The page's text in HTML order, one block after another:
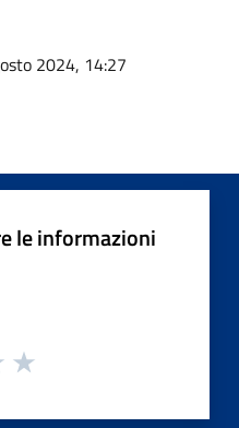
2024, 14:27
le informazioni